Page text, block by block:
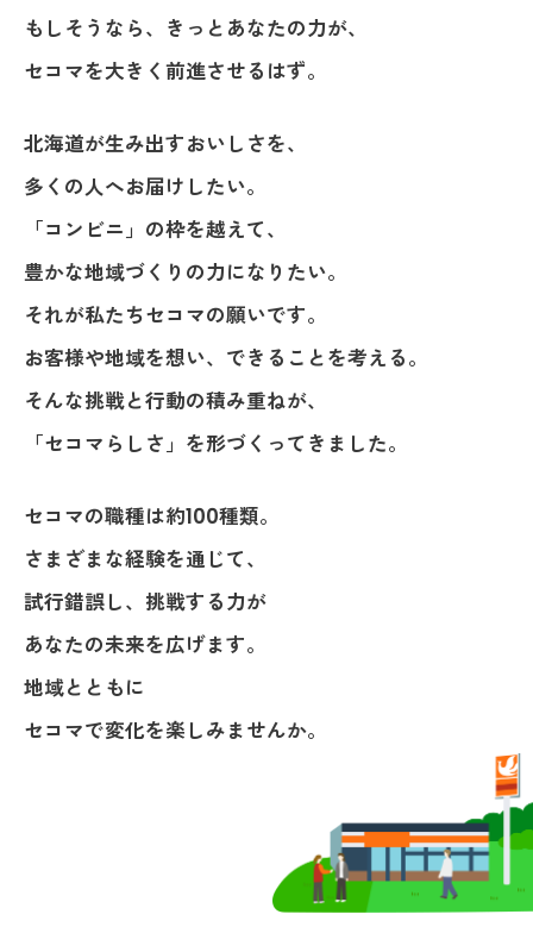
もしそうなら、きっとあなたの力が、
セコマを大きく前進させるはず。
北海道が生み出すおいしさを、
多くの人へお届けしたい。
「コンビニ」の枠を越えて、
豊かな地域づくりの力になりたい。
それが私たちセコマの願いです。
お客様や地域を想い、できることを考える。
そんな挑戦と行動の積み重ねが、
「セコマらしさ」を形づくってきました。
セコマの職種は約100種類。
さまざまな経験を通じて、
試行錯誤し、挑戦する力が
あなたの未来を広げます。
地域とともに
セコマで変化を楽しみませんか。